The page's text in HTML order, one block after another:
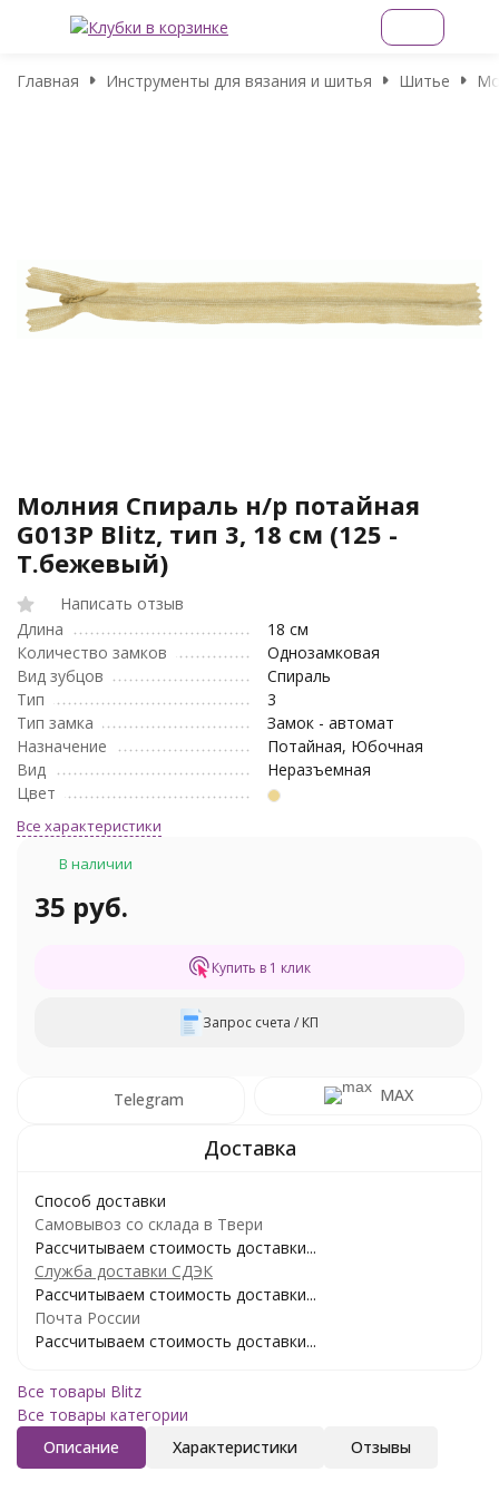
Главная Инструменты для вязания и шитья Шитье
Молния Спираль н/р потайная
G013P Blitz, тип 3, 18 см (125 -
Т.бежевый)
Написать отзыв
Длина
18 см
Количество замков
Однозамковая
Вид зубцов
Спираль
Тип
3
Тип замка
Замок - автомат
Назначение
Потайная, Юбочная
Вид
Неразъемная
Цвет
Все характеристики
В наличии
35 руб.
Купить в 1 клик
Запрос счета / КП
Telegram MAX
Способ доставки
Самовывоз со склада в Твери
Рассчитываем стоимость доставки...
Служба доставки СДЭК
Рассчитываем стоимость доставки...
Почта России
Рассчитываем стоимость доставки...
Все товары Blitz
Все товары категории
Описание
Характеристики Отзывы